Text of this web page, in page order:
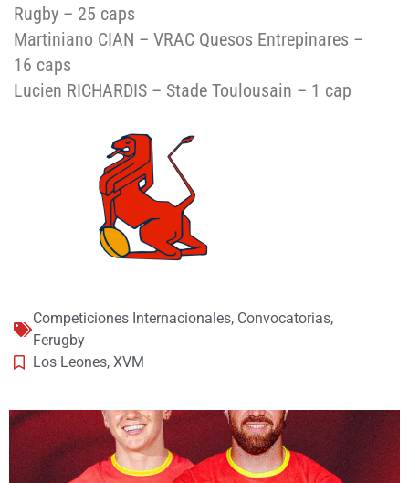
Rugby – 25 caps
Martiniano CIAN – VRAC Quesos Entrepinares –
16 caps
Lucien RICHARDIS – Stade Toulousain – 1 cap
Competiciones Internacionales, Convocatorias,
Ferugby
Los Leones, XVM